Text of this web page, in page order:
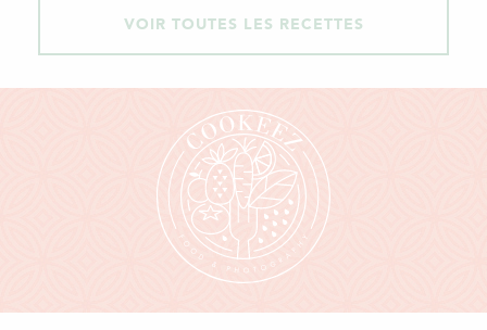
VOIR TOUTES LES RECETTES